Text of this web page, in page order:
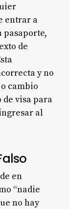
entrar a
pasaporte,
de
y no
cambio
visa para
al
en
“nadie
no hay